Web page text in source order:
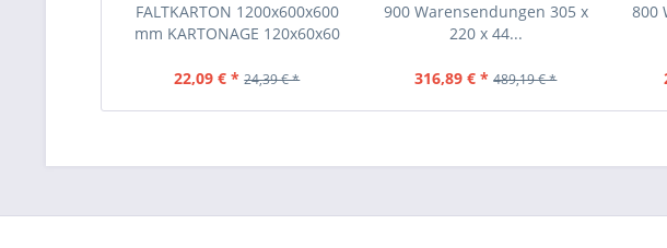
FALTKARTON 1200x600x600
mm KARTONAGE 120x60x60
22,09 € * 24,39 € *
900 Warensendungen 305 x
220 x 44...
316,89 € * 489,19 € *
800